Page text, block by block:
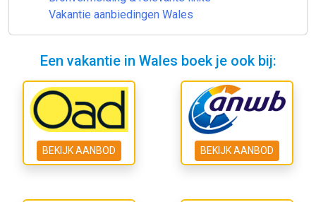
Vakantie aanbiedingen Wales
Een vakantie in Wales boek je ook bij:
BEKIJK AANBOD BEKIJK AANBOD